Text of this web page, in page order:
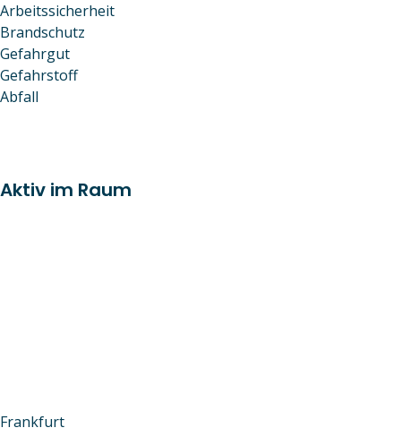
Arbeitssicherheit
Brandschutz
Gefahrgut
Gefahrstoff
Abfall
Aktiv im Raum
Frankfurt